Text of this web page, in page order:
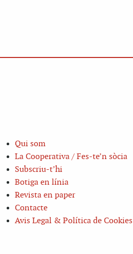
Qui som
La Cooperativa / Fes-te’n sòcia
Subscriu-t’hi
Botiga en línia
Revista en paper
Contacte
Avis Legal & Política de Cookies